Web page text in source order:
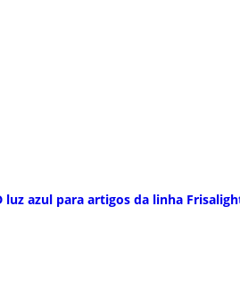
luz azul para artigos da linha